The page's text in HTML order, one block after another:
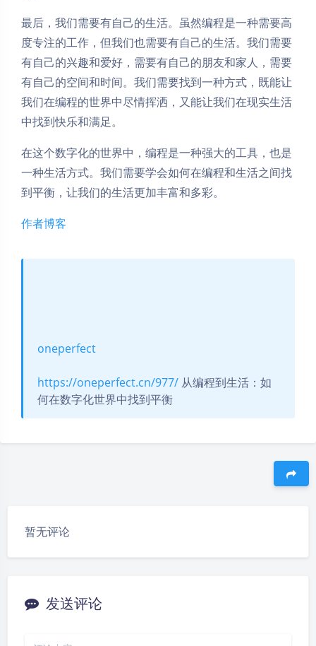
最后，我们需要有自己的生活。虽然编程是一种需要高
度专注的工作，但我们也需要有自己的生活。我们需要
有自己的兴趣和爱好，需要有自己的朋友和家人，需要
有自己的空间和时间。我们需要找到一种方式，既能让
我们在编程的世界中尽情挥洒，又能让我们在现实生活
中找到快乐和满足。
在这个数字化的世界中，编程是一种强大的工具，也是
一种生活方式。我们需要学会如何在编程和生活之间找
到平衡，让我们的生活更加丰富和多彩。
作者博客
oneperfect
https://oneperfect.cn/977/ 从编程到生活：如
何在数字化世界中找到平衡
暂无评论
发送评论